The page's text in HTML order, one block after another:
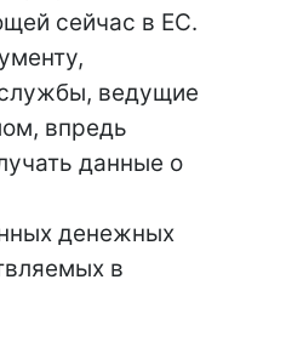
сейчас в ЕС.
ведущие
впредь
данные о
денежных
в